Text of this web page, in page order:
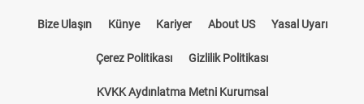
Bize Ulaşın Künye Kariyer About US Yasal Uyarı
Çerez Politikası Gizlilik Politikası
KVKK Aydınlatma Metni Kurumsal